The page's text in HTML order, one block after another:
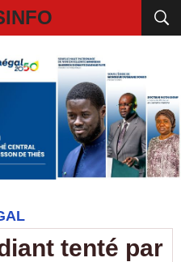
tenté par